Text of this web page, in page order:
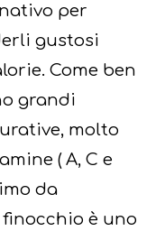
per
gustosi
Come ben
grandi
molto
( A, C e
da
è uno